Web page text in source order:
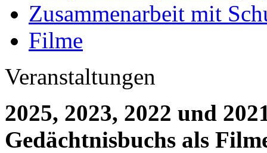
Zusammenarbeit mit
Filme
Veranstaltungen
2025, 2023, 2022 und
Gedächtnisbuchs als